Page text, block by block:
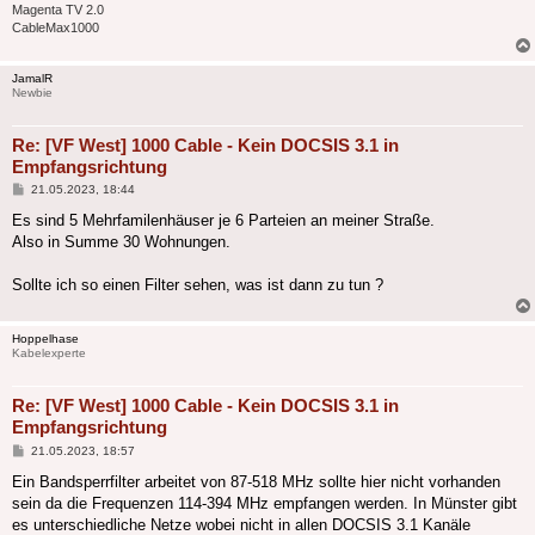
Magenta TV 2.0
CableMax1000
JamalR
Newbie
Re: [VF West] 1000 Cable - Kein DOCSIS 3.1 in
Empfangsrichtung
Beitrag
21.05.2023, 18:44
Es sind 5 Mehrfamilenhäuser je 6 Parteien an meiner Straße.
Also in Summe 30 Wohnungen.
Sollte ich so einen Filter sehen, was ist dann zu tun ?
Hoppelhase
Kabelexperte
Re: [VF West] 1000 Cable - Kein DOCSIS 3.1 in
Empfangsrichtung
Beitrag
21.05.2023, 18:57
Ein Bandsperrfilter arbeitet von 87-518 MHz sollte hier nicht vorhanden
sein da die Frequenzen 114-394 MHz empfangen werden. In Münster gibt
es unterschiedliche Netze wobei nicht in allen DOCSIS 3.1 Kanäle